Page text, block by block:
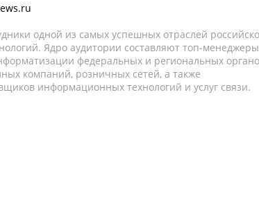
одной из самых успешных отраслей
Ядро аудитории составляют топ-
федеральных и региональных
компаний, розничных сетей, а также
информационных технологий и услуг связи.